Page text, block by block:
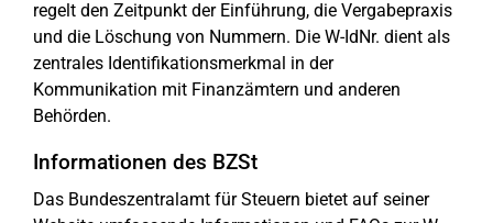
regelt den Zeitpunkt der Einführung, die Vergabepraxis
und die Löschung von Nummern. Die W-IdNr. dient als
zentrales Identifikationsmerkmal in der
Kommunikation mit Finanzämtern und anderen
Behörden.
Informationen des BZSt
Das Bundeszentralamt für Steuern bietet auf seiner